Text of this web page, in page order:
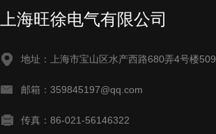
上海旺徐电气有限公司
地址：上海市宝山区水产西路680弄4号楼509
邮箱：359845197@qq.com
传真：86-021-56146322